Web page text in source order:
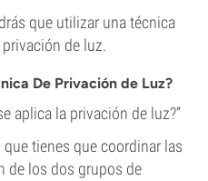
que utilizar una técnica
de luz.
De Privación de Luz?
aplica la privación de luz?”
tienes que coordinar las
de los dos grupos de